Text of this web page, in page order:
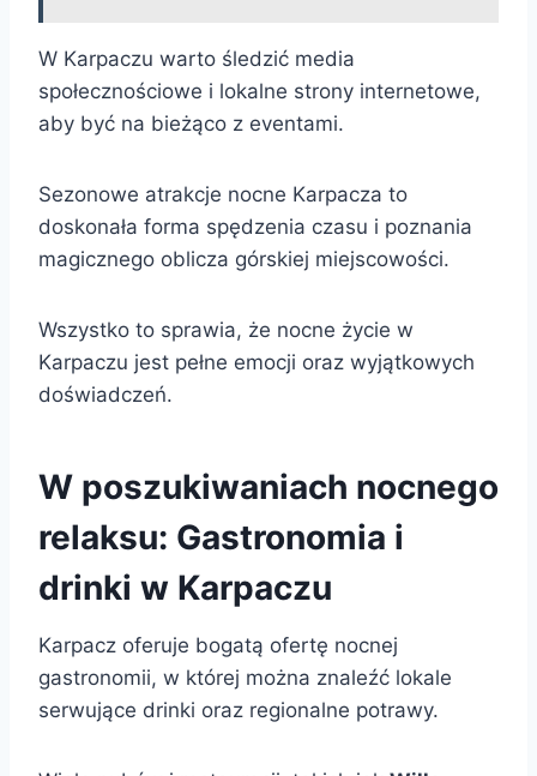
W Karpaczu warto śledzić media
społecznościowe i lokalne strony internetowe,
aby być na bieżąco z eventami.
Sezonowe atrakcje nocne Karpacza to
doskonała forma spędzenia czasu i poznania
magicznego oblicza górskiej miejscowości.
Wszystko to sprawia, że nocne życie w
Karpaczu jest pełne emocji oraz wyjątkowych
doświadczeń.
W poszukiwaniach nocnego
relaksu: Gastronomia i
drinki w Karpaczu
Karpacz oferuje bogatą ofertę nocnej
gastronomii, w której można znaleźć lokale
serwujące drinki oraz regionalne potrawy.